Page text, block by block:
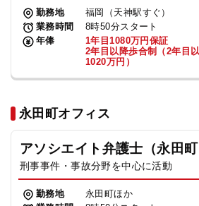
勤務地
福岡（天神駅すぐ）
業務時間
8時50分スタート
年俸
1年目1080万円保証
2年目以降歩合制（2年目
1020万円）
永田町オフィス
アソシエイト弁護士（永田町
刑事事件・事故分野を中心に活動
勤務地
永田町ほか